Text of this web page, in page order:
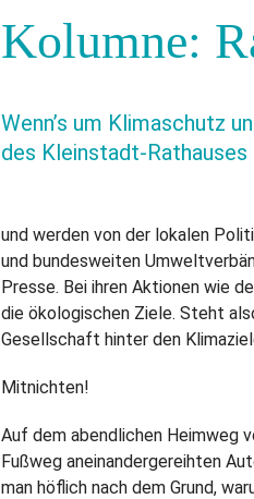
Kolumne:
Wenn’s um Klimaschutz
des Kleinstadt-Rathauses
und werden von der lokalen
und bundesweiten
Presse. Bei ihren Aktionen wie
die ökologischen Ziele. Steht
Gesellschaft hinter den
Mitnichten!
Auf dem abendlichen Heimweg
Fußweg aneinandergereihten
man höflich nach dem Grund,